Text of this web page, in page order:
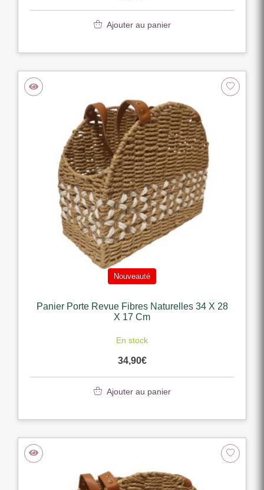
Ajouter au panier
Nouveauté
Panier Porte Revue Fibres Naturelles 34 X 28
X 17 Cm
En stock
34,90€
Ajouter au panier